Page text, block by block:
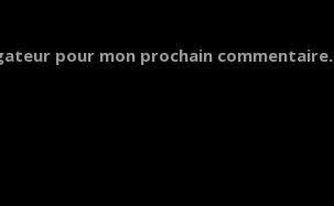
pour mon prochain commentaire.